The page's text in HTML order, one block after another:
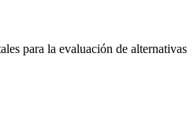
para la evaluación de alternativas